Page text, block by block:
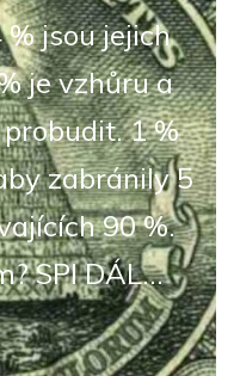
jsou jejich
je vzhůru a
1 %
zabránily 5
90 %.
SPI DÁL...